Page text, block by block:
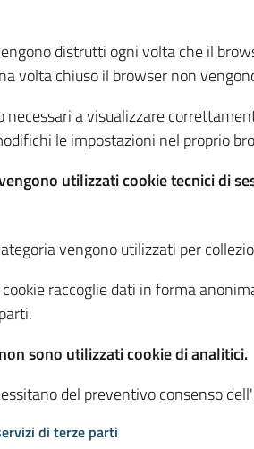
distrutti ogni volta che il
volta chiuso il browser non
necessari a visualizzare
le impostazioni nel proprio
utilizzati cookie tecnici di
vengono utilizzati per
raccoglie dati in forma
sono utilizzati cookie di analitici.
del preventivo consenso
di terze parti